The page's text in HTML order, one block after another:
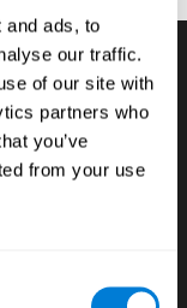
and ads, to
our traffic.
of our site with
partners who
you’ve
from your use
nas